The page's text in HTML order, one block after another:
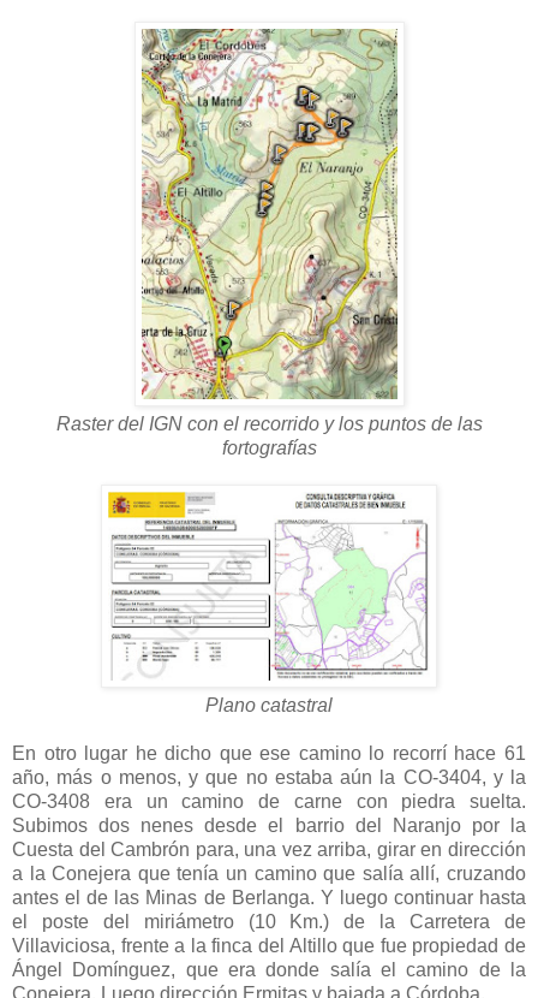
Raster del IGN con el recorrido y los puntos de las
fortografías
Plano catastral
En otro lugar he dicho que ese camino lo recorrí hace 61
año, más o menos, y que no estaba aún la CO-3404, y la
CO-3408 era un camino de carne con piedra suelta.
Subimos dos nenes desde el barrio del Naranjo por la
Cuesta del Cambrón para, una vez arriba, girar en dirección
a la Conejera que tenía un camino que salía allí, cruzando
antes el de las Minas de Berlanga. Y luego continuar hasta
el poste del miriámetro (10 Km.) de la Carretera de
Villaviciosa, frente a la finca del Altillo que fue propiedad de
Ángel Domínguez, que era donde salía el camino de la
Conejera. Luego dirección Ermitas y bajada a Córdoba.